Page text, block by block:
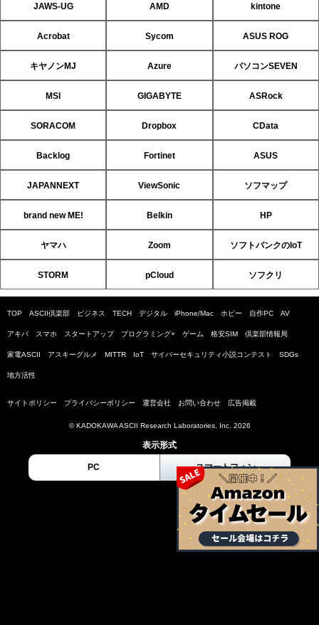
JAWS-UG AMD kintone
Acrobat Sycom ASUS ROG
キヤノンMJ Azure パソコンSEVEN
MSI GIGABYTE ASRock
SORACOM Dropbox CData
Backlog Fortinet ASUS
JAPANNEXT ViewSonic ソフマップ
brand new ME! Belkin HP
ヤマハ Zoom ソフトバンクのIoT
STORM pCloud ソフクリ
TOP ASCII倶楽部 ビジネス TECH デジタル iPhone/Mac ホビー 自作PC AV
アキバ スマホ スタートアップ プログラミング+ ゲーム 格安SIM 倶楽部情報局
家電ASCII アスキーグルメ MITTR IoT サイバーセキュリティ小説コンテスト SDGs
地方活性
サイトポリシー プライバシーポリシー 運営会社 お問い合わせ 広告掲載
© KADOKAWA ASCII Research Laboratories, Inc. 2026
表示形式
PC スマートフォン